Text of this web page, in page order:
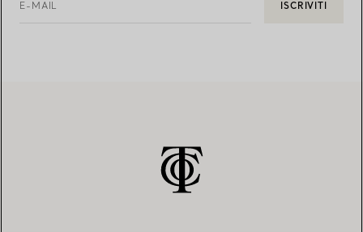
E-MAIL ISCRIVITI